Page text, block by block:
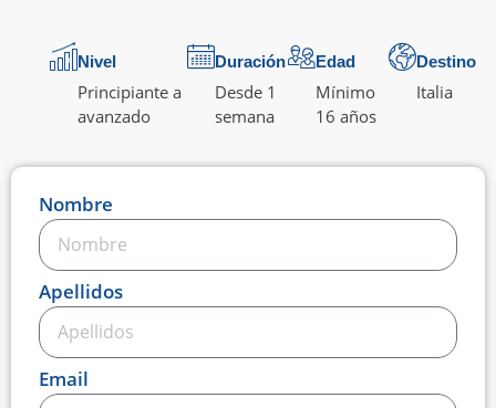
Nivel
Principiante a
avanzado
Duración
Desde 1
semana
Edad
Mínimo
16 años
Destino
Italia
Nombre
Apellidos
Email